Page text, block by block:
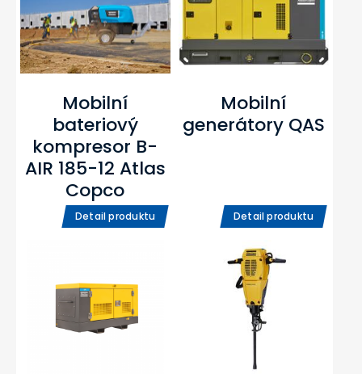
Mobilní
bateriový
kompresor B-
AIR 185-12 Atlas
Copco
Detail produktu
Mobilní
generátory QAS
Detail produktu